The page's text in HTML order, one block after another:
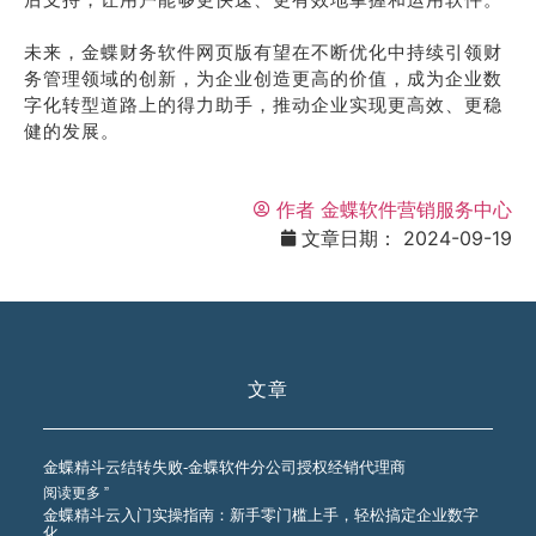
未来，金蝶财务软件网页版有望在不断优化中持续引领财
务管理领域的创新，为企业创造更高的价值，成为企业数
字化转型道路上的得力助手，推动企业实现更高效、更稳
健的发展。
作者 金蝶软件营销服务中心
文章日期：
2024-09-19
文章
金蝶精斗云结转失败-金蝶软件分公司授权经销代理商
阅读更多 ”
金蝶精斗云入门实操指南：新手零门槛上手，轻松搞定企业数字